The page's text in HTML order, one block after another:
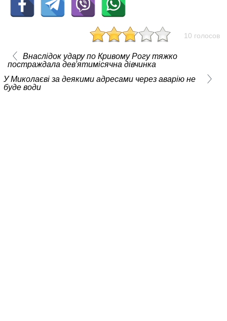
10 голосов
Внаслідок удару по Кривому Рогу тяжко
постраждала дев'ятимісячна дівчинка
У Миколаєві за деякими адресами через аварію не
буде води